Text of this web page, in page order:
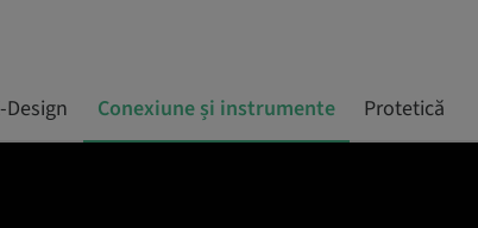
Design Conexiune și instrumente Protetică